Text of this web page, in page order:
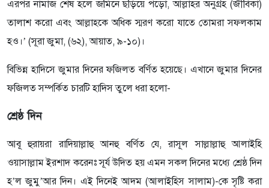
এরপর নামাজ শেষ হলে জমিনে ছড়িয়ে পড়ো, আল্লাহর অনুগ্রহ (জীবিকা)
তালাশ করো এবং আল্লাহকে অধিক স্মরণ করো যাতে তোমরা সফলকাম
হও।’ (সূরা জুমা, (৬২), আয়াত, ৯-১০)।
বিভিন্ন হাদিসে জুমার দিনের ফজিলত বর্ণিত হয়েছে। এখানে জুমার দিনের
ফজিলত সম্পর্কিত চারটি হাদিস তুলে ধরা হলো-
শ্রেষ্ঠ দিন
আবূ হুরায়রা রাদিয়াল্লাহু আনহু বর্ণিত যে, রাসূল সাল্লাল্লাহু আলাইহি
ওয়াসাল্লাম ইরশাদ করেনঃ সূর্য উদিত হয় এমন সকল দিনের মধ্যে শ্রেষ্ঠ দিন
হ’ল জুমু’আর দিন। এই দিনেই আদম (আলাইহিস সালাম)-কে সৃষ্টি করা